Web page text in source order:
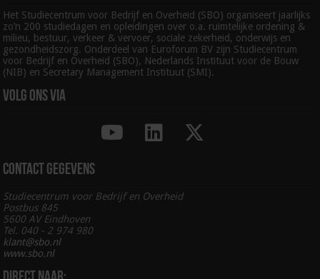
Het Studiecentrum voor Bedrijf en Overheid (SBO) organiseert jaarlijks
zo’n 200 studiedagen en opleidingen over o.a. ruimtelijke ordening &
milieu, bestuur, verkeer & vervoer, sociale zekerheid, onderwijs en
gezondheidszorg. Onderdeel van Euroforum BV zijn Studiecentrum
voor Bedrijf en Overheid (SBO), Nederlands Instituut voor de Bouw
(NIB) en Secretary Management Instituut (SMI).
Volg ons via
Contact gegevens
Studiecentrum voor Bedrijf en Overheid
Postbus 845
5600 AV Eindhoven
Tel. 040 - 2 974 980
klant@sbo.nl
www.sbo.nl